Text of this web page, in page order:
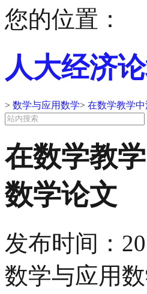
您的位置：
人大经济
> 数学与应用数学> 在数学教学
在数学教
数学论文
发布时间：
数学与应用